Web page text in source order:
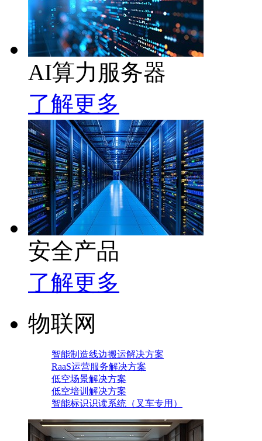
AI算力服务器
了解更多
安全产品
了解更多
物联网
智能制造线边搬运解决方案
RaaS运营服务解决方案
低空场景解决方案
低空培训解决方案
智能标识识读系统（叉车专用）